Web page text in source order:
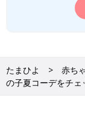
たまひよ 赤ち
の子夏コーデをチェ